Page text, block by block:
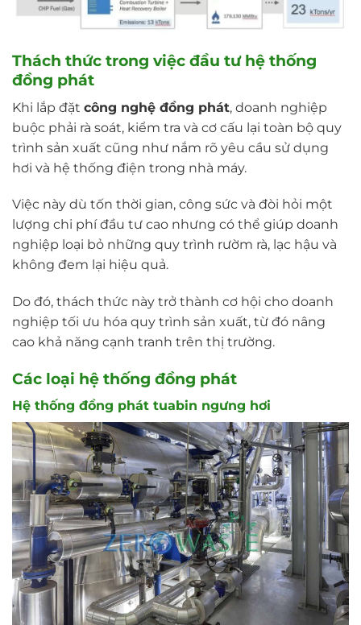
Thách thức trong việc đầu tư hệ thống
đồng phát
Khi lắp đặt công nghệ đồng phát, doanh nghiệp
buộc phải rà soát, kiểm tra và cơ cấu lại toàn bộ quy
trình sản xuất cũng như nắm rõ yêu cầu sử dụng
hơi và hệ thống điện trong nhà máy.
Việc này dù tốn thời gian, công sức và đòi hỏi một
lượng chi phí đầu tư cao nhưng có thể giúp doanh
nghiệp loại bỏ những quy trình rườm rà, lạc hậu và
không đem lại hiệu quả.
Do đó, thách thức này trở thành cơ hội cho doanh
nghiệp tối ưu hóa quy trình sản xuất, từ đó nâng
cao khả năng cạnh tranh trên thị trường.
Các loại hệ thống đồng phát
Hệ thống đồng phát tuabin ngưng hơi